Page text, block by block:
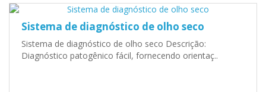
Sistema de diagnóstico de olho seco
Sistema de diagnóstico de olho seco Descrição:
Diagnóstico patogênico fácil, fornecendo orientaç..